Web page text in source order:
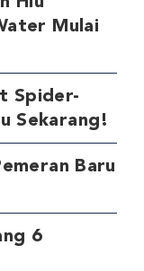
Mulai
Spider-
Sekarang!
Baru
6